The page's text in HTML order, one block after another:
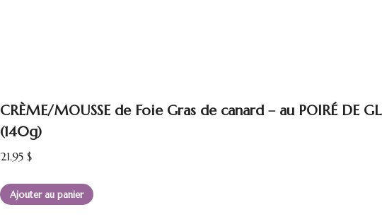
CRÈME/MOUSSE de Foie Gras de canard – au POIRÉ DE
(140g)
21.95 $
Ajouter au panier